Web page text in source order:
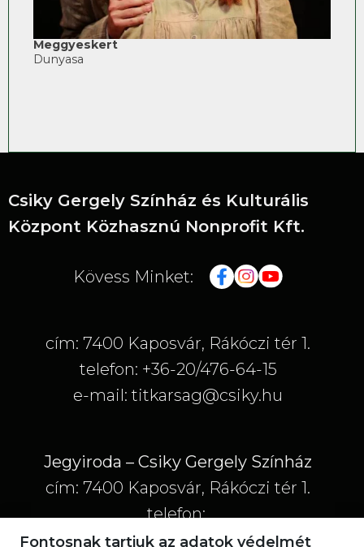
Meggyeskert
Dunyasa
Csiky Gergely Színház és Kulturális
Központ Közhasznú Nonprofit Kft.
Kövess Minket:
cím: 7400 Kaposvár, Rákóczi tér 1.
telefon: +36-20/476-64-15
e-mail: titkarsag@csiky.hu
Jegyiroda – Csiky Gergely Színház
cím: 7400 Kaposvár, Rákóczi tér 1.
telefon:
+36-20/773-33-10; +36-20/777-33-32; +36-
Fontosnak tartjuk az adatok védelmét